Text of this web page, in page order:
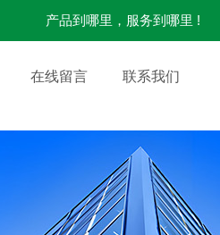
产品到哪里，服务到哪里 !
在线留言 联系我们